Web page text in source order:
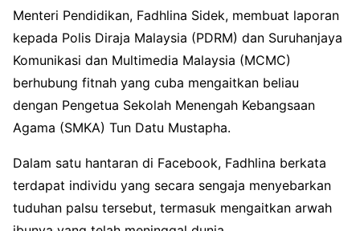
Menteri Pendidikan, Fadhlina Sidek, membuat laporan
kepada Polis Diraja Malaysia (PDRM) dan Suruhanjaya
Komunikasi dan Multimedia Malaysia (MCMC)
berhubung fitnah yang cuba mengaitkan beliau
dengan Pengetua Sekolah Menengah Kebangsaan
Agama (SMKA) Tun Datu Mustapha.
Dalam satu hantaran di Facebook, Fadhlina berkata
terdapat individu yang secara sengaja menyebarkan
tuduhan palsu tersebut, termasuk mengaitkan arwah